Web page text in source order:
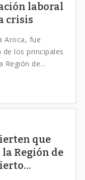
laboral
crisis
Aroca, fue
los principales
Región de
que
Región de